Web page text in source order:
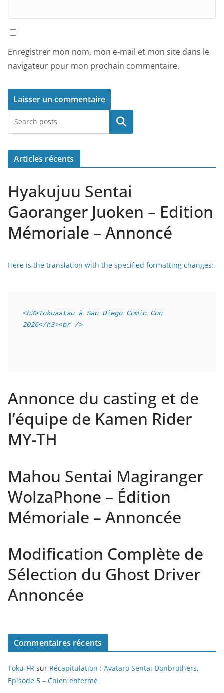
Enregistrer mon nom, mon e-mail et mon site dans le
navigateur pour mon prochain commentaire.
Rechercher
Articles récents
Hyakujuu Sentai
Gaoranger Juoken – Edition
Mémoriale – Annoncé
Here is the translation with the specified formatting changes:
<h3>Tokusatsu à San Diego Comic Con
2026</h3><br />
Annonce du casting et de
l’équipe de Kamen Rider
MY-TH
Mahou Sentai Magiranger
WolzaPhone – Édition
Mémoriale – Annoncée
Modification Complète de
Sélection du Ghost Driver
Annoncée
Commentaires récents
Toku-FR sur Récapitulation : Avataro Sentai Donbrothers,
Episode 5 – Chien enfermé